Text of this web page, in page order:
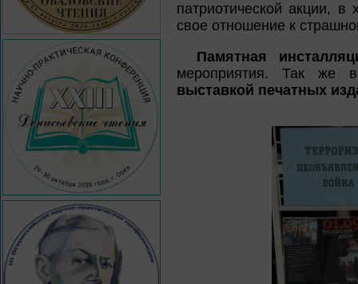
патриотической акции, в
свое отношение к
Памятная
мероприятия. Так же
выставкой печатных